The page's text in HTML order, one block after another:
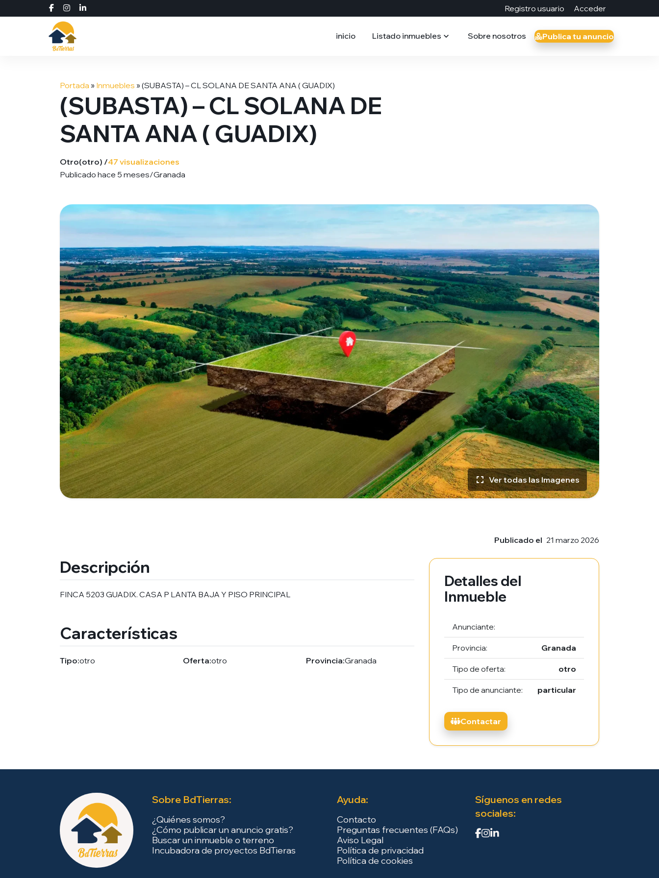
Registro usuario Acceder
inicio Listado inmuebles Sobre nosotros Publica tu anuncio
Portada » Inmuebles »(SUBASTA) – CL SOLANA DE SANTA ANA ( GUADIX)
(SUBASTA) – CL SOLANA DE
SANTA ANA ( GUADIX)
Otro(otro) /47 visualizaciones
Publicado hace 5 meses/Granada
Ver todas las Imagenes
Publicado el 21 marzo 2026
Descripción
FINCA 5203 GUADIX. CASA P LANTA BAJA Y PISO PRINCIPAL
Características
Tipo:otro Oferta:otro Provincia:Granada
Detalles del
Inmueble
Anunciante:
Provincia: Granada
Tipo de oferta: otro
Tipo de anunciante: particular
Contactar
Sobre BdTierras:
¿Quiénes somos?
¿Cómo publicar un anuncio gratis?
Buscar un inmueble o terreno
Incubadora de proyectos BdTieras
Ayuda:
Contacto
Preguntas frecuentes (FAQs)
Aviso Legal
Política de privacidad
Política de cookies
Síguenos en redes
sociales: